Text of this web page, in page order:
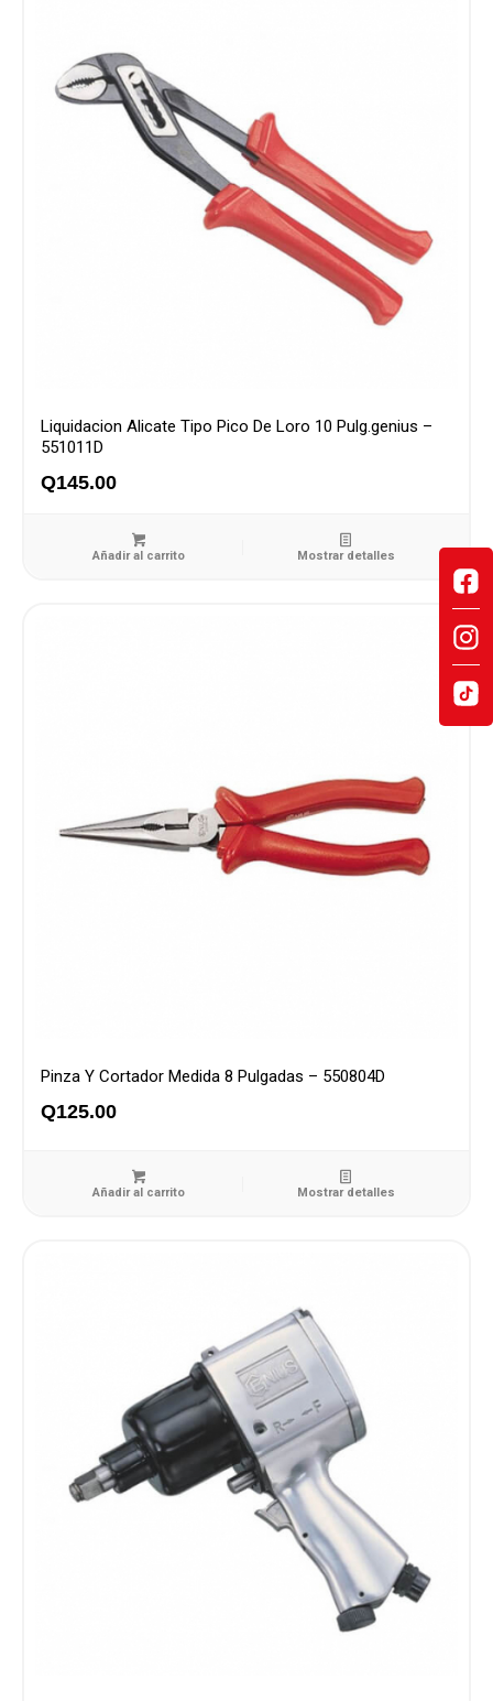
Liquidacion Alicate Tipo Pico De Loro 10 Pulg.genius –
551011D
Q145.00
Añadir al carrito Mostrar detalles
Pinza Y Cortador Medida 8 Pulgadas – 550804D
Q125.00
Añadir al carrito Mostrar detalles